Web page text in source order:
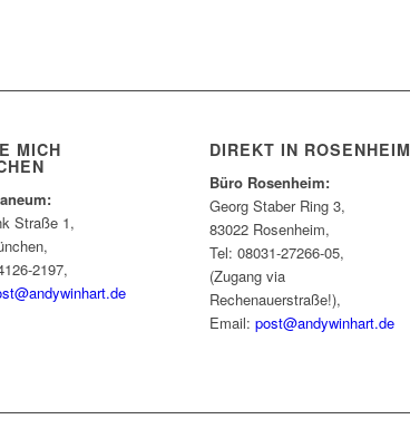
MICH
Straße 1,
2197,
DIREKT IN ROSENHEIM
Büro Rosenheim:
Georg Staber Ring 3,
83022 Rosenheim,
Tel: 08031-27266-05,
(Zugang via
Rechenauerstraße!),
Email:post@andywinhart.de